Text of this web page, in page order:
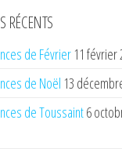
RÉCENTS
de Février 11 février
de Noël 13
de Toussaint6